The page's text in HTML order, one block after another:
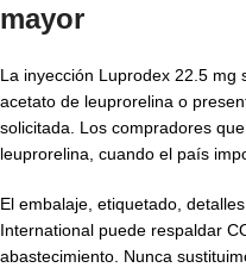
mayor
La inyección Luprodex 22.5 mg
acetato de leuprorelina o
solicitada. Los compradores
leuprorelina, cuando el país
El embalaje, etiquetado,
International puede respaldar
abastecimiento. Nunca